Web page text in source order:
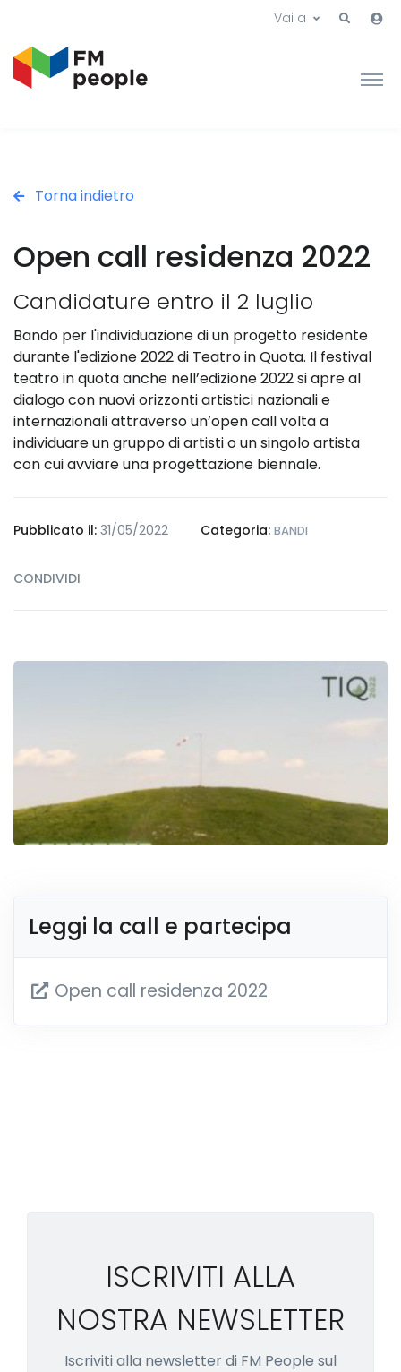
Vai a
Torna indietro
Open call residenza 2022
Candidature entro il 2 luglio
Bando per l'individuazione di un progetto residente
durante l'edizione 2022 di Teatro in Quota. Il festival
teatro in quota anche nell’edizione 2022 si apre al
dialogo con nuovi orizzonti artistici nazionali e
internazionali attraverso un’open call volta a
individuare un gruppo di artisti o un singolo artista
con cui avviare una progettazione biennale.
Pubblicato il: 31/05/2022 Categoria: BANDI
CONDIVIDI
Leggi la call e partecipa
Open call residenza 2022
ISCRIVITI ALLA
NOSTRA NEWSLETTER
Iscriviti alla newsletter di FM People sul